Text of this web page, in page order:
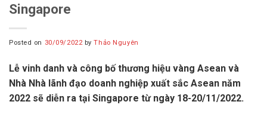
Singapore
Posted on 30/09/2022 byThảo Nguyên
Lễ vinh danh và công bố thương hiệu vàng Asean và
Nhà Nhà lãnh đạo doanh nghiệp xuất sắc Asean năm
2022 sẽ diễn ra tại Singapore từ ngày 18-20/11/2022.